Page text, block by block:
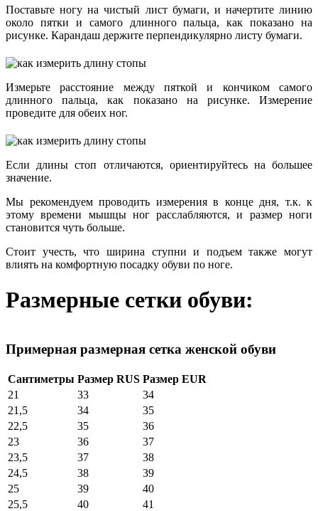
Поставьте ногу на чистый лист бумаги, и начертите линию
около пятки и самого длинного пальца, как показано на
рисунке. Карандаш держите перпендикулярно листу бумаги.
Измерьте расстояние между пяткой и кончиком самого
длинного пальца, как показано на рисунке. Измерение
проведите для обеих ног.
Если длины стоп отличаются, ориентируйтесь на большее
значение.
Мы рекомендуем проводить измерения в конце дня, т.к. к
этому времени мышцы ног расслабляются, и размер ноги
становится чуть больше.
Стоит учесть, что ширина ступни и подъем также могут
влиять на комфортную посадку обуви по ноге.
Размерные сетки обуви:
Примерная размерная сетка женской обуви
Сантиметры Размер RUS Размер EUR
21
33
34
21,5
34
35
22,5
35
36
23
36
37
23,5
37
38
24,5
38
39
25
39
40
25,5
40
41